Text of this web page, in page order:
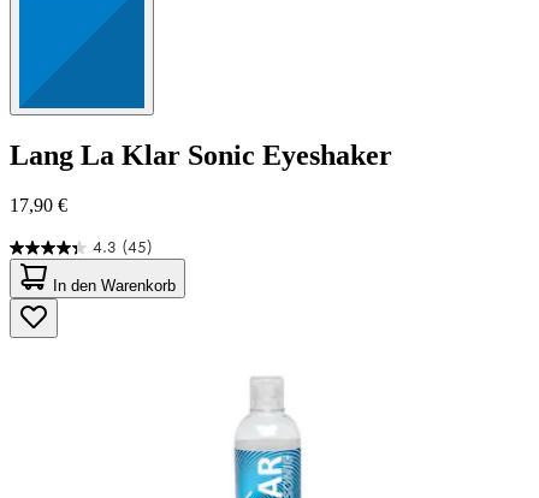
Lang La Klar Sonic Eyeshaker
17,90 €
4.3 (45)
4.3
von
5
Sternen.
45
In den Warenkorb